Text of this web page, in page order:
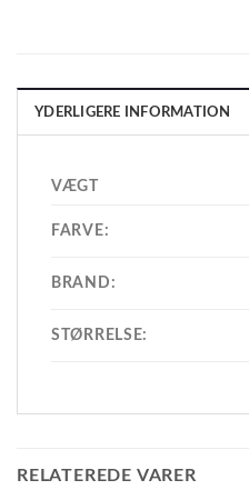
YDERLIGERE INFORMATION
VÆGT
FARVE:
BRAND:
STØRRELSE:
RELATEREDE VARER